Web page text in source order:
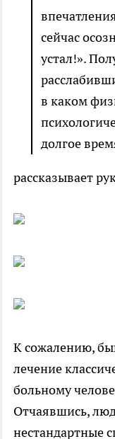
сейчас
устал!».
в каком
долгое
рассказывает
К сожалению,
лечение
больному
Отчаявшись,
нестандартные